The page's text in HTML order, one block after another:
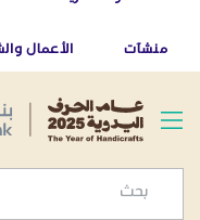
أخبار صحفية -
تطبيق بنك
منشآت الأعمال